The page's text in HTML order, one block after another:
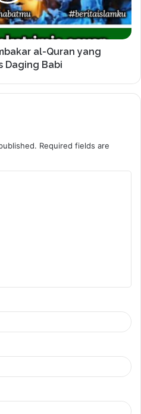
al-Quran yang
Daging Babi
Required fields are